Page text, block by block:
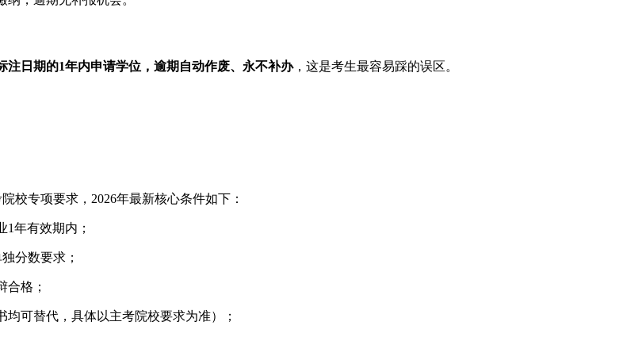
注日期的1年内申请学位，逾期自动作废、永不补办，这是考生最容易踩的误区。
校专项要求，2026年最新核心条件如下：
年有效期内；
分数要求；
合格；
可替代，具体以主考院校要求为准）；